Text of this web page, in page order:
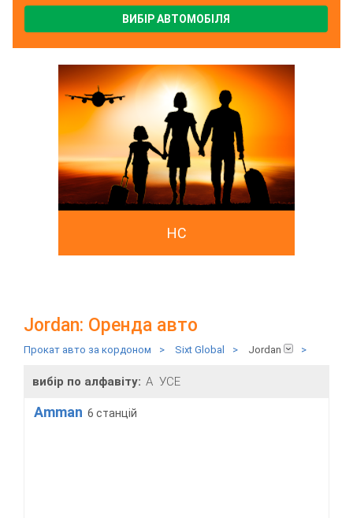
ВИБІР АВТОМОБІЛЯ
HC
Jordan: Оренда авто
Прокат авто за кордоном > Sixt Global > Jordan >
вибір по алфавіту: A УСЕ
Amman 6 станцій